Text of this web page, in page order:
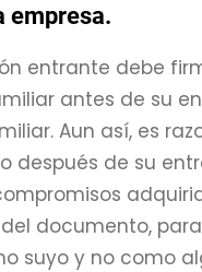
empresa.
entrante debe
antes de su
Aun así, es
después de su
documento,
suyo y no como